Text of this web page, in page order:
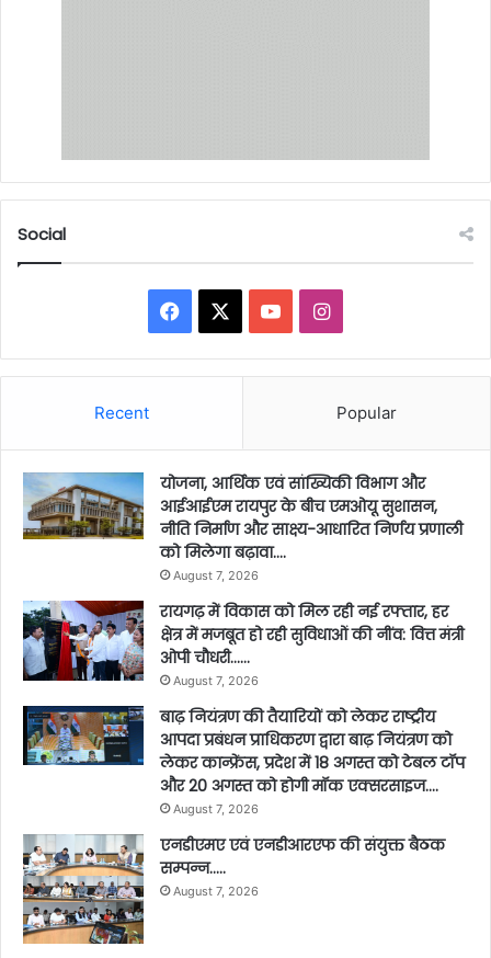
Social
Facebook YouTubeInstagram
Recent Popular
योजना, आर्थिक एवं सांख्यिकी विभाग और
आईआईएम रायपुर के बीच एमओयू सुशासन,
नीति निर्माण और साक्ष्य-आधारित निर्णय प्रणाली
को मिलेगा बढ़ावा….
August 7, 2026
रायगढ़ में विकास को मिल रही नई रफ्तार, हर
क्षेत्र में मजबूत हो रही सुविधाओं की नींव: वित्त मंत्री
ओपी चौधरी……
August 7, 2026
बाढ़ नियंत्रण की तैयारियों को लेकर राष्ट्रीय
आपदा प्रबंधन प्राधिकरण द्वारा बाढ़ नियंत्रण को
लेकर कान्फ्रेंस, प्रदेश में 18 अगस्त को टेबल टॉप
और 20 अगस्त को होगी मॉक एक्सरसाइज….
August 7, 2026
एनडीएमए एवं एनडीआरएफ की संयुक्त बैठक
सम्पन्न…..
August 7, 2026